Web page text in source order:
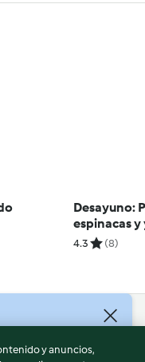
Desayuno:
espinacas y
Batido de
4.3 (8)
y anuncios,